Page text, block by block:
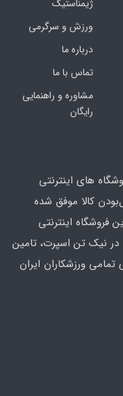
ژیمناستیک
ورزش و سرگرمی
درباره ما
تماس با ما
مشاوره و راهنمایی
رایگان
های اینترنتی
کالا موفق شده
فروشگاه اینترنتی
نیک تن اسپرت، تامین
تمامی ورزشکاران ایران